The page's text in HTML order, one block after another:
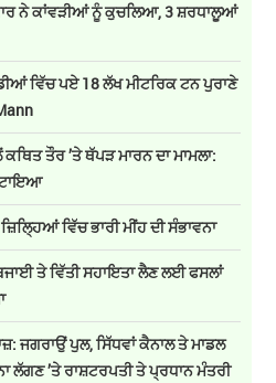
ਨੇ ਕਾਂਵੜੀਆਂ ਨੂੰ ਕੁਚਲਿਆ, 3 ਸ਼ਰਧਾਲੂਆਂ
ਵਿੱਚ ਪਏ 18 ਲੱਖ ਮੀਟਰਿਕ ਟਨ ਪੁਰਾਣੇ
ਤੌਰ ’ਤੇ ਥੱਪੜ ਮਾਰਨ ਦਾ ਮਾਮਲਾ:
ਵਿੱਚ ਭਾਰੀ ਮੀਂਹ ਦੀ ਸੰਭਾਵਨਾ
ਤੇ ਵਿੱਤੀ ਸਹਾਇਤਾ ਲੈਣ ਲਈ ਫਸਲਾਂ
ਜਗਰਾਉਂ ਪੁਲ, ਸਿੱਧਵਾਂ ਕੈਨਾਲ ਤੇ ਮਾਡਲ
ਲੱਗਣ ’ਤੇ ਰਾਸ਼ਟਰਪਤੀ ਤੇ ਪ੍ਰਧਾਨ ਮੰਤਰੀ